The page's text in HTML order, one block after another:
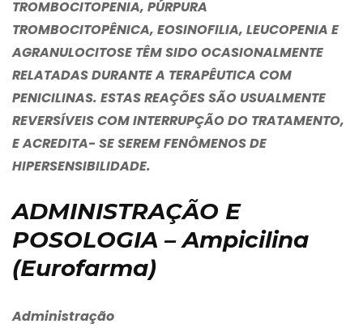
TROMBOCITOPENIA, PÚRPURA
TROMBOCITOPÊNICA, EOSINOFILIA, LEUCOPENIA E
AGRANULOCITOSE TÊM SIDO OCASIONALMENTE
RELATADAS DURANTE A TERAPÊUTICA COM
PENICILINAS. ESTAS REAÇÕES SÃO USUALMENTE
REVERSÍVEIS COM INTERRUPÇÃO DO TRATAMENTO,
E ACREDITA- SE SEREM FENÔMENOS DE
HIPERSENSIBILIDADE.
ADMINISTRAÇÃO E
POSOLOGIA – Ampicilina
(Eurofarma)
Administração